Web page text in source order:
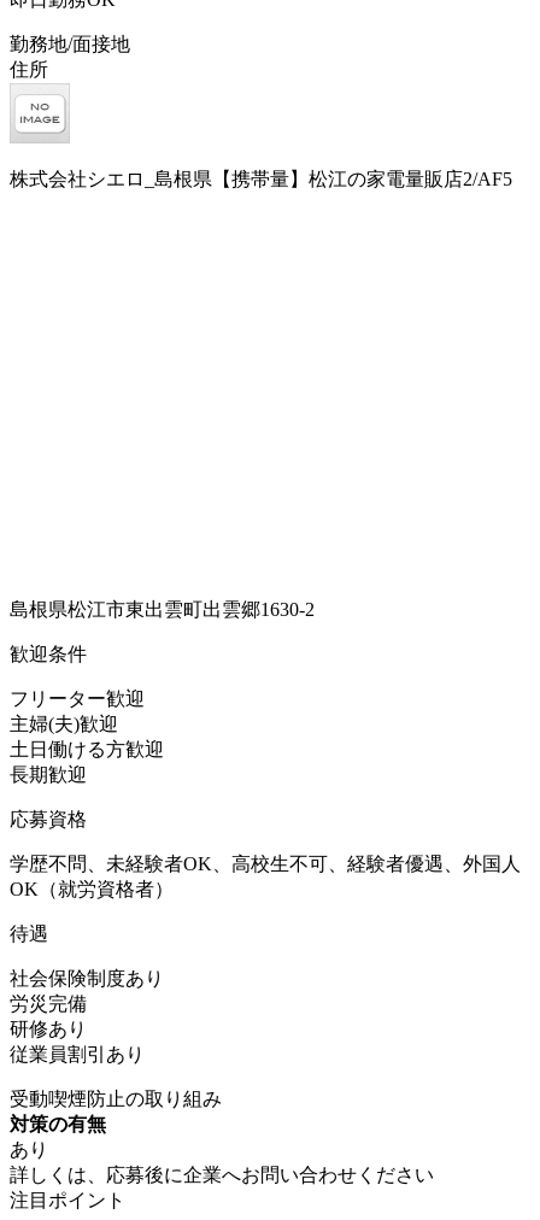
勤務地/面接地
住所
株式会社シエロ_島根県【携帯量】松江の家電量販店2/AF5
島根県松江市東出雲町出雲郷1630-2
歓迎条件
フリーター歓迎
主婦(夫)歓迎
土日働ける方歓迎
長期歓迎
応募資格
学歴不問、未経験者OK、高校生不可、経験者優遇、外国人
OK（就労資格者）
待遇
社会保険制度あり
労災完備
研修あり
従業員割引あり
受動喫煙防止の取り組み
対策の有無
あり
詳しくは、応募後に企業へお問い合わせください
注目ポイント